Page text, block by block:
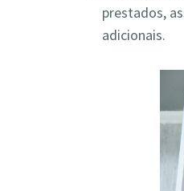
prestados,
adicionais.